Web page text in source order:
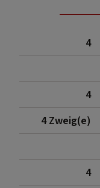
4
4
4 Zweig(e)
4